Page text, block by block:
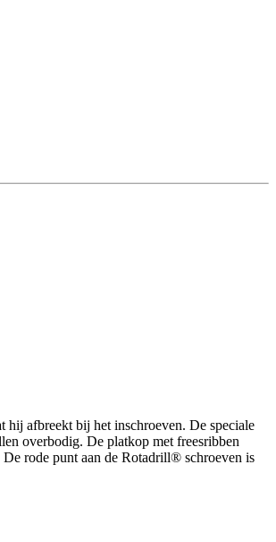
hij afbreekt bij het inschroeven. De speciale
overbodig. De platkop met freesribben
rode punt aan de Rotadrill® schroeven is